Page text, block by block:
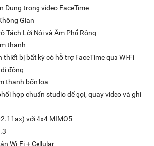
Dung trong video FaceTime
Gian
Tách Lời Nói và Âm Phổ Rộng
thanh
thiết bị bất kỳ có hỗ trợ FaceTime qua Wi-Fi
động
thanh bốn loa
hợp chuẩn studio để gọi, quay video và ghi
với 4x4 MIMO5
Wi-Fi + Cellular